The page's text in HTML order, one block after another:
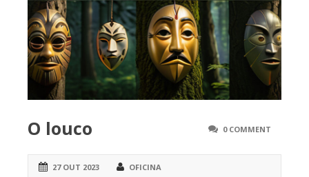
0 COMMENT
O louco
27 OUT 2023 OFICINA